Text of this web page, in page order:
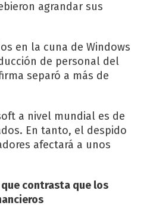
agrandar sus
en la cuna de Windows
de personal del
separó a más de
a nivel mundial es de
En tanto, el despido
afectará a unos
contrasta que los